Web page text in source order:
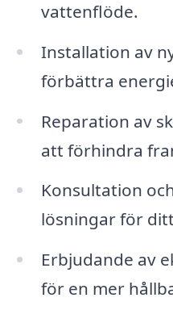
vattenflöde.
Installation av
förbättra
Reparation av
att förhindra
Konsultation
lösningar för
Erbjudande av
för en mer